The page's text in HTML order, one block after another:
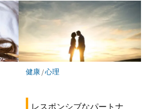
健康/心理
レスポンシブなパートナ